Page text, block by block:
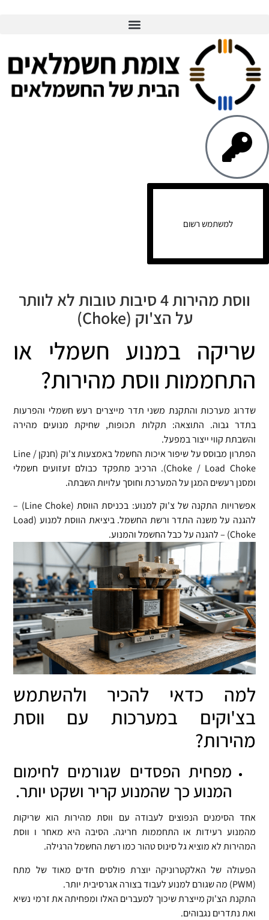
למשתמש רשום
ווסת מהירות 4 סיבות טובות לא לוותר
על הצ'וק (Choke)
שריקה במנוע חשמלי או
התחממות ווסת מהירות?
שדרוג מערכות והתקנת משני תדר מייצרים רעש חשמלי והפרעות
בתדר גבוה. התוצאה: תקלות תכופות, שחיקת מנועים מהירה
והשבתת קווי ייצור במפעל.
הפתרון מבוסס על שיפור איכות החשמל באמצעות צ'וק (חנקן / Line
Choke / Load Choke). הרכיב מתפקד כבולם זעזועים חשמלי
ומסנן רעשים המגן על המערכת וחוסך עלויות השבתה.
אפשרויות התקנה של צ'וק למנוע: בכניסת הווסת (Line Choke) –
להגנה על משנה התדר ורשת החשמל. ביציאת הווסת למנוע (Load
Choke) – להגנה על כבל החשמל והמנוע.
למה כדאי להכיר ולהשתמש
בצ'וקים במערכות עם ווסת
מהירות?
מפחית הפסדים שגורמים לחימום
המנוע כך שהמנוע קריר ושקט יותר.
אחד הסימנים הנפוצים לעבודה עם ווסת מהירות הוא שריקות
מהמנוע רעידות או התחממות חריגה. הסיבה היא מאחר ו ווסת
המהירות לא מוציא גל סינוס טהור כמו רשת החשמל הרגילה.
הפעולה של האלקטרוניקה יוצרת פולסים חדים מאוד של מתח
(PWM) מה שגורם למנוע לעבוד בצורה אגרסיבית יותר.
התקנת הצ'וק מייצרת שיכוך למעברים האלו ומפחיתה את זרמי נשיא
ואת נתדרים נגבוהים.